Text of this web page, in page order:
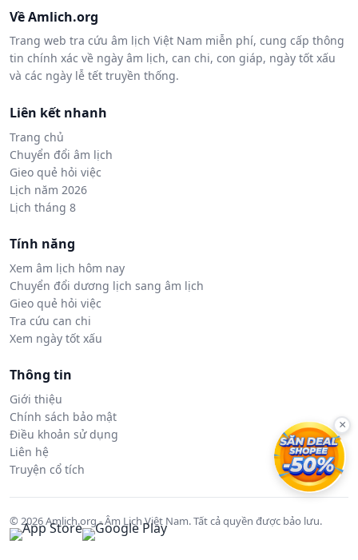
Về Amlich.org
Trang web tra cứu âm lịch Việt Nam miễn phí, cung cấp thông
tin chính xác về ngày âm lịch, can chi, con giáp, ngày tốt xấu
và các ngày lễ tết truyền thống.
Liên kết nhanh
Trang chủ
Chuyển đổi âm lịch
Gieo quẻ hỏi việc
Lịch năm 2026
Lịch tháng 8
Tính năng
Xem âm lịch hôm nay
Chuyển đổi dương lịch sang âm lịch
Gieo quẻ hỏi việc
Tra cứu can chi
Xem ngày tốt xấu
Thông tin
Giới thiệu
Chính sách bảo mật
Điều khoản sử dụng
Liên hệ
Truyện cổ tích
© 2026 Amlich.org - Âm Lịch Việt Nam. Tất cả quyền được bảo lưu.
×